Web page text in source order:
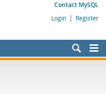
Contact MySQL
Login | Register